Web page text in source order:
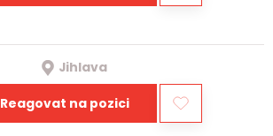
Jihlava
Reagovat na pozici